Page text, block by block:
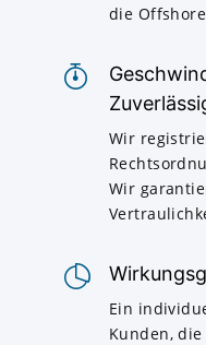
die
Wir
Wir
Ein
Kunden,